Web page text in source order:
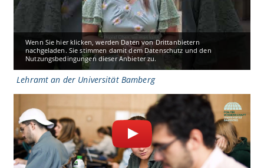
Wenn Sie hier klicken, werden Daten von Drittanbietern
nachgeladen. Sie stimmen damit dem Datenschutz und den
Nutzungsbedingungen dieser Anbieter zu.
Lehramt an der Universität Bamberg